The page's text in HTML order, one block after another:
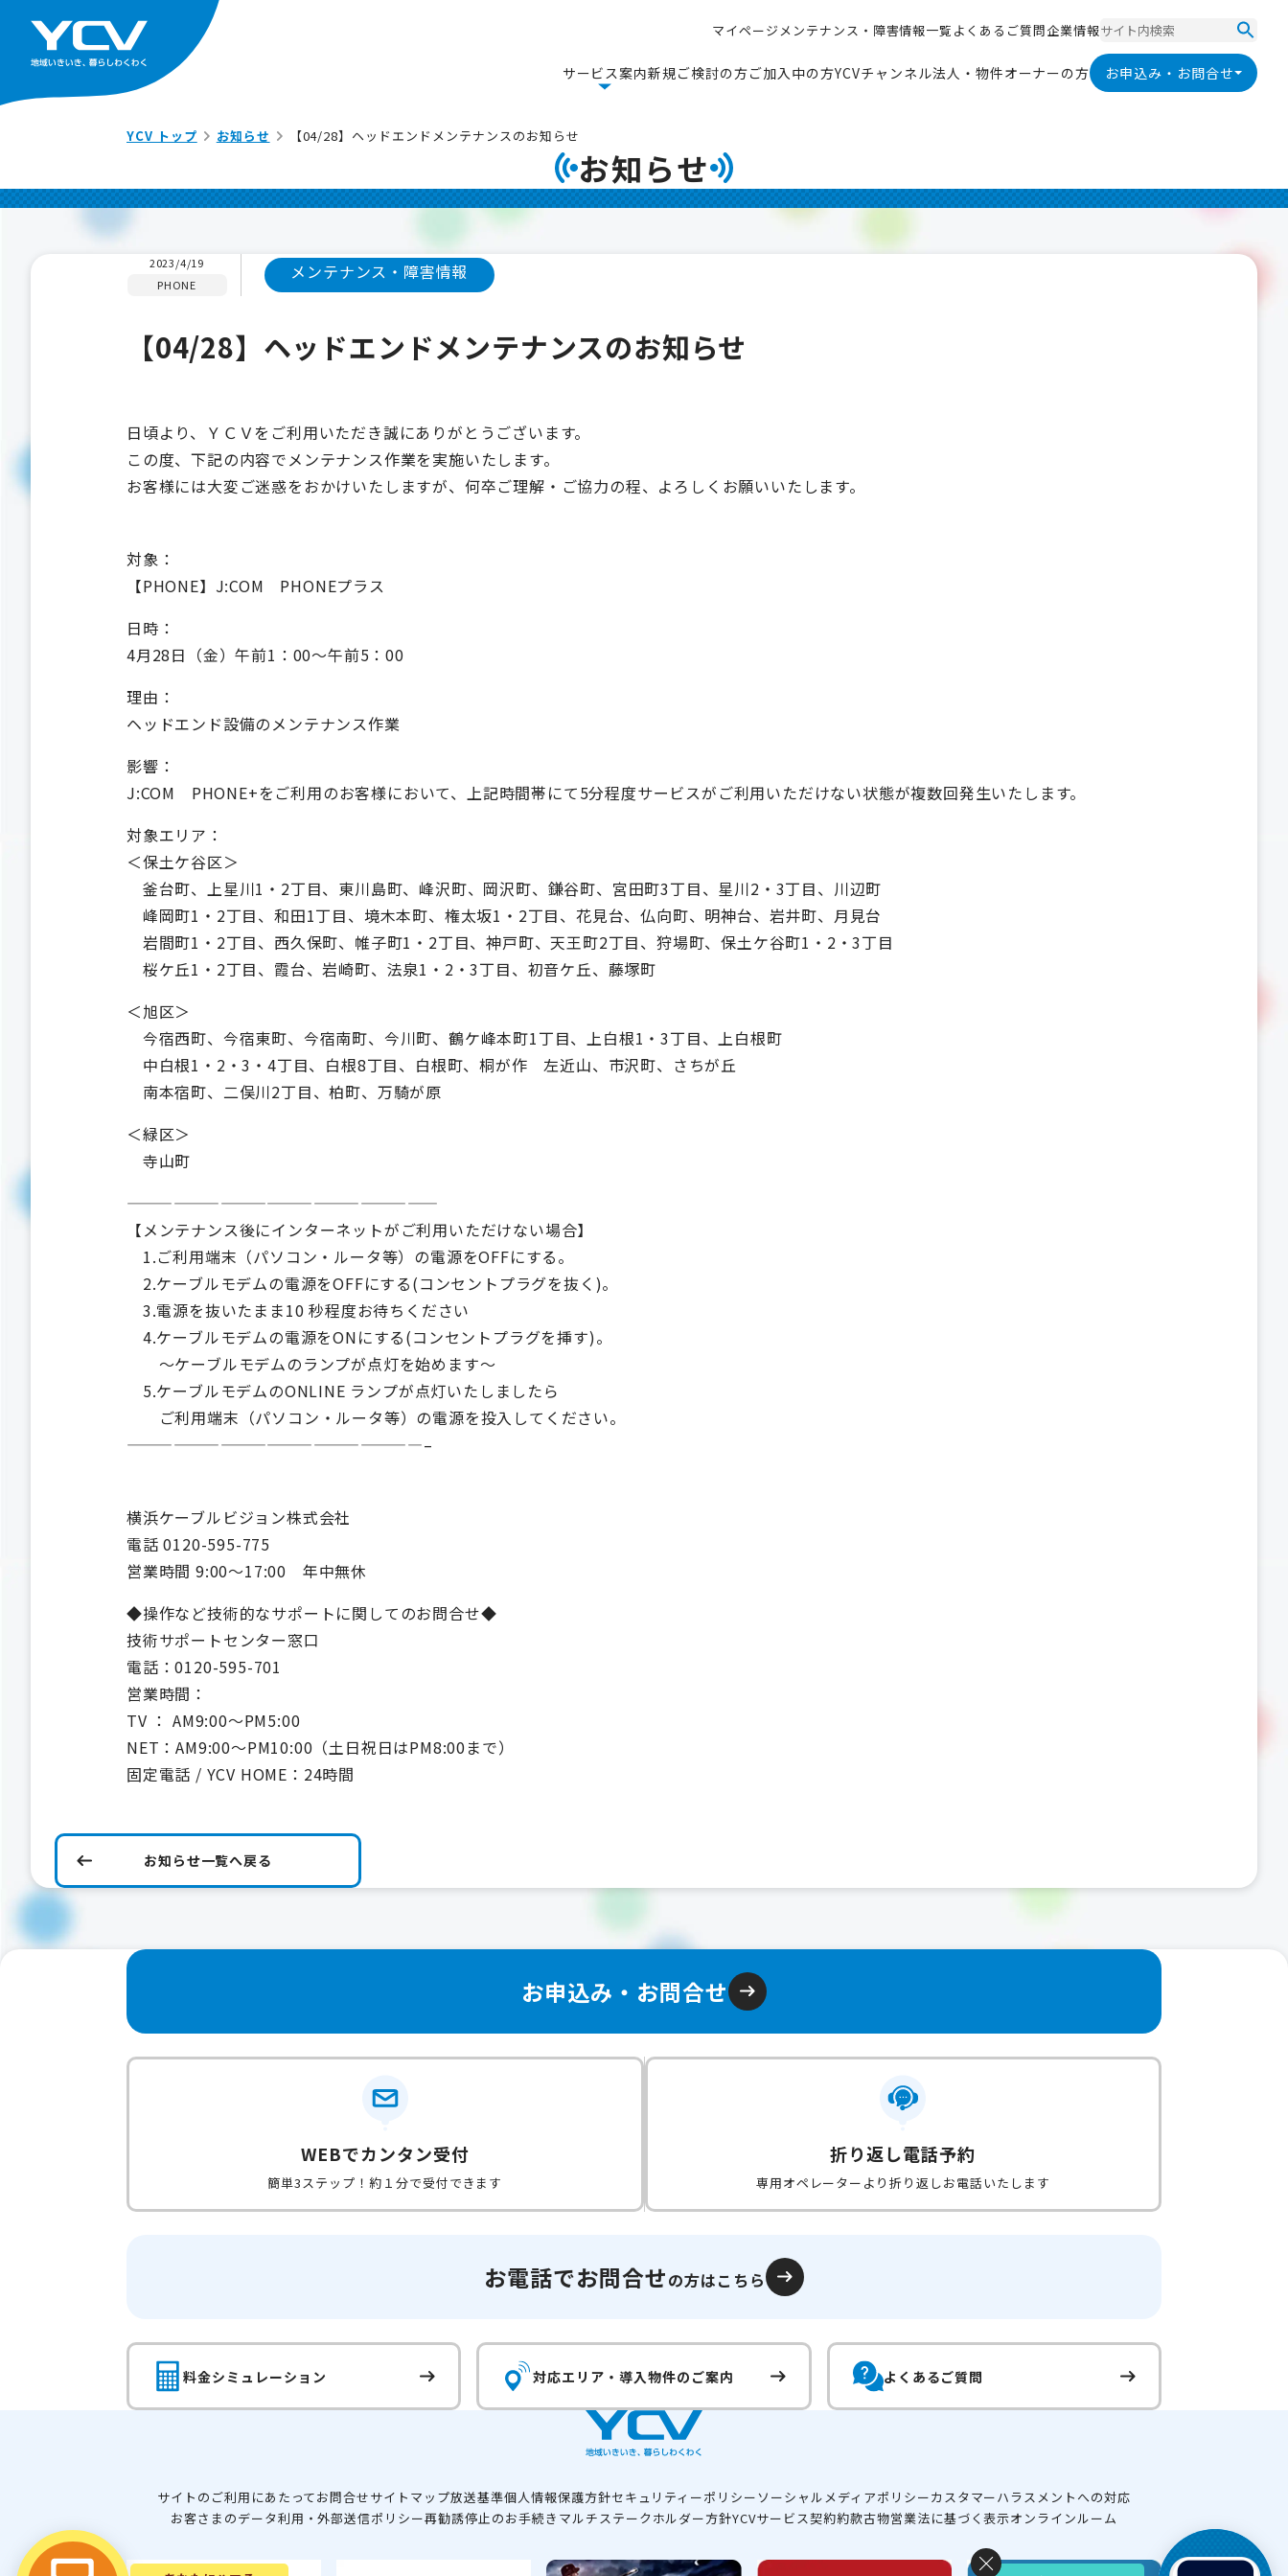
マイページ メ ンテナ ン ス ・ 障害情報一覧
害
よ く あ る ご質問企業情報
サービ ス案内
ビス
新規ご検討の方ご加入 中の方YCVチ ャ ンネ ル法 人 ・ 物件オーナーの方 お申込み・お問合せ
YCV トップ お知らせ 【04/28】ヘッドエンドメンテナンスのお知らせ
お知らせ
2023/4/19
PHONE
メンテナンス・障害情報
【04/28】ヘッドエンドメンテナンスのお知らせ
日頃より、ＹＣＶをご利用いただき誠にありがとうございます。
この度、下記の内容でメンテナンス作業を実施いたします。
お客様には大変ご迷惑をおかけいたしますが、何卒ご理解・ご協力の程、よろしくお願いいたします。
対象：
【PHONE】J:COM PHONEプラス
日時：
4月28日（金）午前1：00～午前5：00
理由：
ヘッドエンド設備のメンテナンス作業
影響：
J:COM PHONE+をご利用のお客様において、上記時間帯にて5分程度サービスがご利用いただけない状態が複数回発生いたします。
対象エリア：
＜保土ケ谷区＞
釜台町、上星川1・2丁目、東川島町、峰沢町、岡沢町、鎌谷町、宮田町3丁目、星川2・3丁目、川辺町
峰岡町1・2丁目、和田1丁目、境木本町、権太坂1・2丁目、花見台、仏向町、明神台、岩井町、月見台
岩間町1・2丁目、西久保町、帷子町1・2丁目、神戸町、天王町2丁目、狩場町、保土ケ谷町1・2・3丁目
桜ケ丘1・2丁目、霞台、岩崎町、法泉1・2・3丁目、初音ケ丘、藤塚町
＜旭区＞
今宿西町、今宿東町、今宿南町、今川町、鶴ケ峰本町1丁目、上白根1・3丁目、上白根町
中白根1・2・3・4丁目、白根8丁目、白根町、桐が作 左近山、市沢町、さちが丘
南本宿町、二俣川2丁目、柏町、万騎が原
＜緑区＞
寺山町
————————————————————
【メンテナンス後にインターネットがご利用いただけない場合】
1.ご利用端末（パソコン・ルータ等）の電源をOFFにする。
2.ケーブルモデムの電源をOFFにする(コンセントプラグを抜く)。
3.電源を抜いたまま10 秒程度お待ちください
4.ケーブルモデムの電源をONにする(コンセントプラグを挿す)。
～ケーブルモデムのランプが点灯を始めます～
5.ケーブルモデムのONLINE ランプが点灯いたしましたら
ご利用端末（パソコン・ルータ等）の電源を投入してください。
———————————————————–
横浜ケーブルビジョン株式会社
電話 0120-595-775
営業時間 9:00～17:00 年中無休
◆操作など技術的なサポートに関してのお問合せ◆
技術サポートセンター窓口
電話：0120-595-701
営業時間：
TV ： AM9:00～PM5:00
NET：AM9:00～PM10:00（土日祝日はPM8:00まで）
固定電話 / YCV HOME：24時間
お知らせ一覧へ戻る
お申込み・お問合せ
WEBでカンタン受付
簡単3ステップ！約１分で受付できます
折り返し電話予約
専用オペレーターより折り返しお電話いたします
お電話でお問合せの方はこちら
料金シミュレーション 対応エリア・導入物件のご案内 よくあるご質問
サイトのご利用にあたってお問合せサイトマップ放送基準個人情報保護方針セキュリティーポリシーソーシャルメディアポリシーカスタマーハラスメントへの対応
お客さまのデータ利用・外部送信ポリシー再勧誘停止のお手続き マルチステークホルダー方針YCVサービス契約約款古物営業法に基づく表示オンラインルーム